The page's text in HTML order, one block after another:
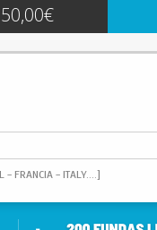
50,00€
- FRANCIA - ITALY....]